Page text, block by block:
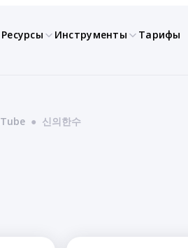
Ресурсы Инструменты Тарифы
● 신의한수